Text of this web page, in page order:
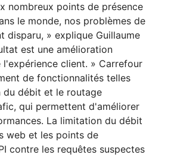
nombreux points de présence
le monde, nos problèmes de
disparu, » explique Guillaume
est une amélioration
l'expérience client. » Carrefour
de fonctionnalités telles
du débit et le routage
qui permettent d'améliorer
La limitation du débit
web et les points de
contre les requêtes suspectes